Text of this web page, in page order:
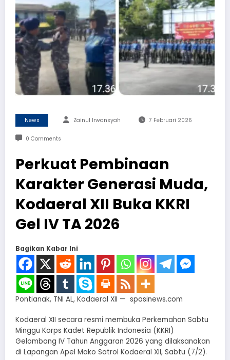
News Zainul Irwansyah 7 Februari 2026
0 Comments
Perkuat Pembinaan
Karakter Generasi Muda,
Kodaeral XII Buka KKRI
Gel IV TA 2026
Bagikan Kabar Ini
Pontianak, TNI AL, Kodaeral XII — spasinews.com
Kodaeral XII secara resmi membuka Perkemahan Sabtu
Minggu Korps Kadet Republik Indonesia (KKRI)
Gelombang IV Tahun Anggaran 2026 yang dilaksanakan
di Lapangan Apel Mako Satrol Kodaeral XII, Sabtu (7/2).